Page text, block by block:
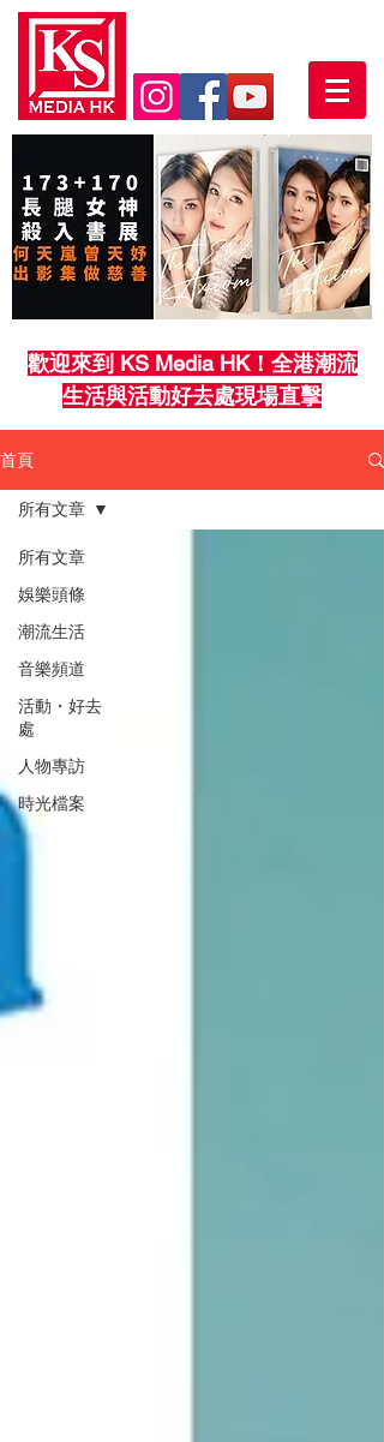
歡迎來到 KS Media HK！全港潮流
生活與活動好去處現場直擊
首頁
所有文章
娛樂頭條
潮流生活
音樂頻道
活動・好去
處
人物專訪
時光檔案
所有文章